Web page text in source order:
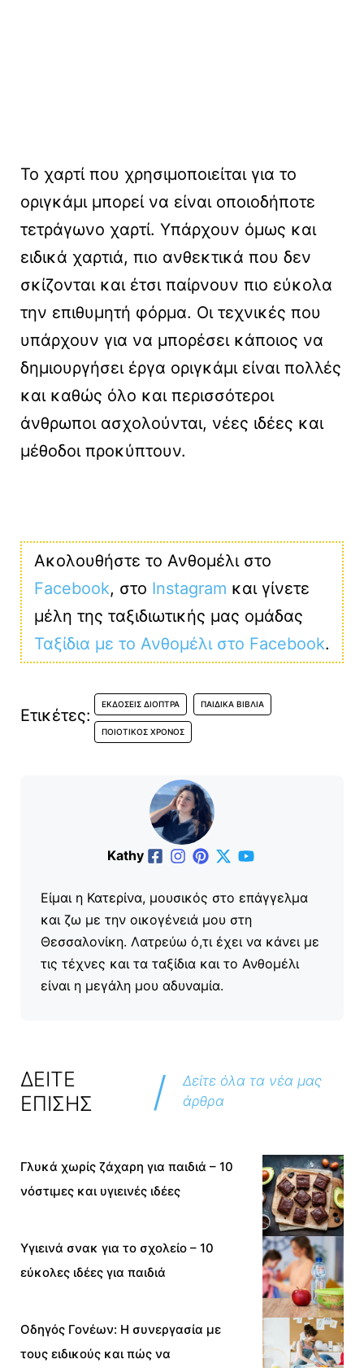
Το χαρτί που χρησιμοποιείται για το
οριγκάμι μπορεί να είναι οποιοδήποτε
τετράγωνο χαρτί. Υπάρχουν όμως και
ειδικά χαρτιά, πιο ανθεκτικά που δεν
σκίζονται και έτσι παίρνουν πιο εύκολα
την επιθυμητή φόρμα. Οι τεχνικές που
υπάρχουν για να μπορέσει κάποιος να
δημιουργήσει έργα οριγκάμι είναι πολλές
και καθώς όλο και περισσότεροι
άνθρωποι ασχολούνται, νέες ιδέες και
μέθοδοι προκύπτουν.
Ακολουθήστε το Ανθομέλι στο
Facebook, στο Instagram και γίνετε
μέλη της ταξιδιωτικής μας ομάδας
Ταξίδια με το Ανθομέλι στο Facebook.
Ετικέτες:
ΕΚΔΌΣΕΙΣ ΔΙΌΠΤΡΑ ΠΑΙΔΙΚΆ ΒΙΒΛΊΑ
ΠΟΙΟΤΙΚΌΣ ΧΡΌΝΟΣ
Kathy
Είμαι η Κατερίνα, μουσικός στο επάγγελμα
και ζω με την οικογένειά μου στη
Θεσσαλονίκη. Λατρεύω ό,τι έχει να κάνει με
τις τέχνες και τα ταξίδια και το Ανθομέλι
είναι η μεγάλη μου αδυναμία.
ΔΕΙΤΕ
ΕΠΙΣΗΣ
/
Δείτε όλα τα νέα μας
άρθρα
Γλυκά χωρίς ζάχαρη για παιδιά – 10
νόστιμες και υγιεινές ιδέες
Υγιεινά σνακ για το σχολείο – 10
εύκολες ιδέες για παιδιά
Οδηγός Γονέων: Η συνεργασία με
τους ειδικούς και πώς να